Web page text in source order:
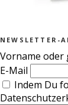
NEWSLETTER-
Vorname oder
E-Mail
Indem Du